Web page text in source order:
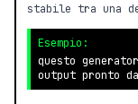
stabile tra una
Esempio:
questo
output pronto